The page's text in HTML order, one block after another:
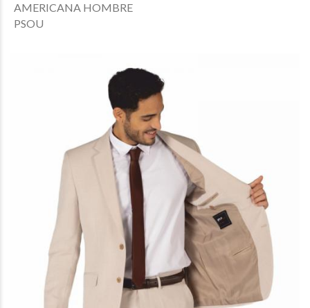
AMERICANA HOMBRE
PSOU